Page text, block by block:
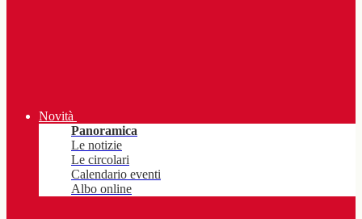
Novità
Panoramica
Le notizie
Le circolari
Calendario eventi
Albo online